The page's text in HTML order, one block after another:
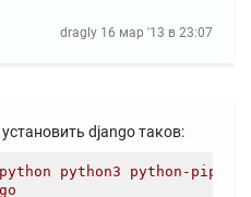
dragly 16 мар '13 в 23:07
django таков:
python3 python-pip